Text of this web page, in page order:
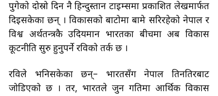
पुगेको दोस्रो दिन नै हिन्दुस्तान टाइम्समा प्रकाशित लेखमार्फत
दिइसकेका छन् । विकासको बाटोमा बामे सरिरहेको नेपाल र
विश्व अर्थतन्त्रकै उदियमान भारतका बीचमा अब विकास
कूटनीति सुरु हुनुपर्ने रविको तर्क छ ।
रविले भनिसकेका छन्– भारतसँग नेपाल तिनतिरबाट
जोडिएको छ । तर, भारतले जुन गतिमा आर्थिक विकास